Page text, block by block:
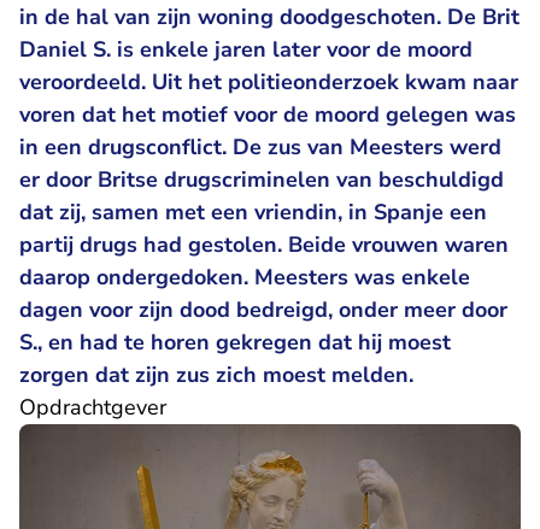
in de hal van zijn woning doodgeschoten. De Brit
Daniel S. is enkele jaren later voor de moord
veroordeeld. Uit het politieonderzoek kwam naar
voren dat het motief voor de moord gelegen was
in een drugsconflict. De zus van Meesters werd
er door Britse drugscriminelen van beschuldigd
dat zij, samen met een vriendin, in Spanje een
partij drugs had gestolen. Beide vrouwen waren
daarop ondergedoken. Meesters was enkele
dagen voor zijn dood bedreigd, onder meer door
S., en had te horen gekregen dat hij moest
zorgen dat zijn zus zich moest melden.
Opdrachtgever